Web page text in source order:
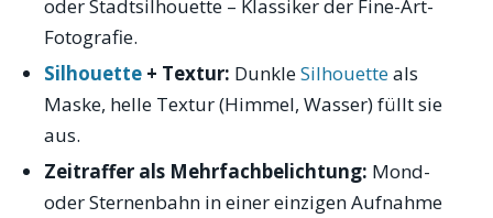
oder Stadtsilhouette – Klassiker der Fine-Art-
Fotografie.
Silhouette+ Textur: DunkleSilhouetteals
Maske, helle Textur (Himmel, Wasser) füllt sie
aus.
Zeitraffer als Mehrfachbelichtung: Mond-
oder Sternenbahn in einer einzigen Aufnahme